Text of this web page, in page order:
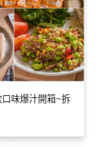
味爆汁開箱~拆